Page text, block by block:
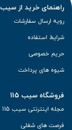
راهنمای خرید از سیب 115
رویه ارسال سفارشات
شرایط استفاده
حریم خصوصی
شیوه های پرداخت
فروشگاه سیب 115
مجله اینترنتی سیب 115
فرصت های شغلی